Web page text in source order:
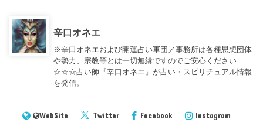
辛口オネエ
※辛口オネエおよび開運占い軍団／事務所は各種思想団体
や勢力、宗教等とは一切無縁ですのでご安心ください
☆☆☆占い師『辛口オネエ』が占い・スピリチュアル情報
を発信。
WebSite Twitter Facebook Instagram